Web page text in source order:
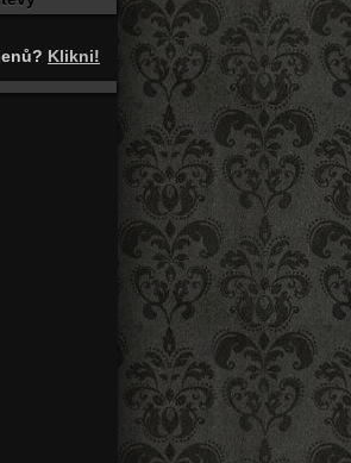
Klikni!